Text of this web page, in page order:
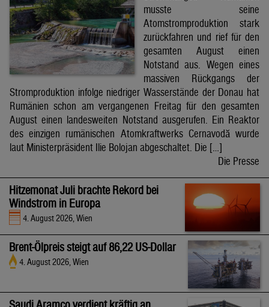
musste seine
Atomstromproduktion stark
zurückfahren und rief für den
gesamten August einen
Notstand aus. Wegen eines
massiven Rückgangs der
Stromproduktion infolge niedriger Wasserstände der Donau hat
Rumänien schon am vergangenen Freitag für den gesamten
August einen landesweiten Notstand ausgerufen. Ein Reaktor
des einzigen rumänischen Atomkraftwerks Cernavodă wurde
laut Ministerpräsident Ilie Bolojan abgeschaltet. Die […]
Die Presse
Hitzemonat Juli brachte Rekord bei
Windstrom in Europa
4. August 2026, Wien
Brent-Ölpreis steigt auf 86,22 US-Dollar
4. August 2026, Wien